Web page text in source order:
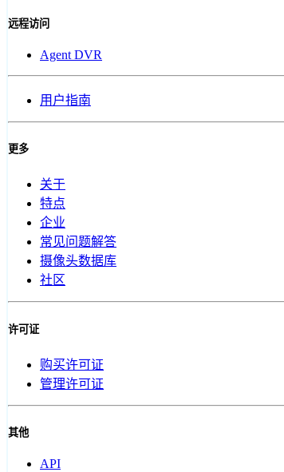
远程访问
Agent DVR
用户指南
更多
关于
特点
企业
常见问题解答
摄像头数据库
社区
许可证
购买许可证
管理许可证
其他
API